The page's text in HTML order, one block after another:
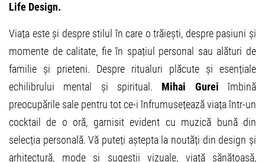
Life Design.
Viața este și despre stilul în care o trăiești, despre pasiuni și
momente de calitate, fie în spațiul personal sau alături de
familie și prieteni. Despre ritualuri plăcute și esențiale
echilibrului mental și spiritual. Mihai Gurei îmbină
preocupările sale pentru tot ce-i înfrumusețează viața într-un
cocktail de o oră, garnisit evident cu muzică bună din
selecția personală. Vă puteți aștepta la noutăți din design și
arhitectură, mode și sugestii vizuale, viață sănătoasă,